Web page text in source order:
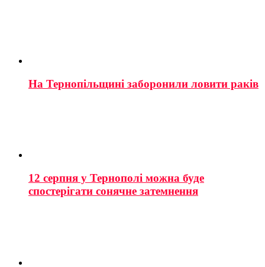
На Тернопільщині заборонили ловити раків
12 серпня у Тернополі можна буде
спостерігати сонячне затемнення